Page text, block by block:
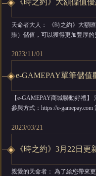
《時之約》大額儲值
天命者大人： 《時之約》大額
賬）儲值，可以獲得更加豐厚的
【支援匯款方式】 銀行匯款 銀行轉賬 優惠福利如圖所示內容，歡
2023年5月18日...
2023/11/01
e-GAMEPAY單筆儲值
【e-GAMEPAY商城聯動好禮】
參與方式：https://e-
2023/03/21
《時之約》3月22日更
親愛的天命者： 為了給您帶來更好的遊戲體驗，遊戲將於3月22日8:30AM-